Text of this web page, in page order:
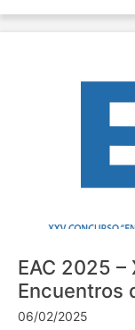
EAC 2025 –
Encuentros
06/02/2025